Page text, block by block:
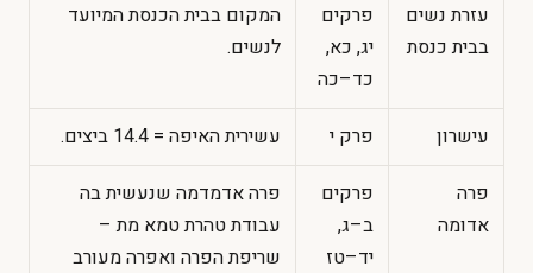
עזרת נשים
בבית כנסת
פרקים
יג, כא,
כד–כה
המקום בבית הכנסת המיועד
לנשים.
עישרון פרק י
עשירית האיפה = 14.4 ביצים.
פרה
אדומה
פרקים
ב–ג,
יד–טז
פרה אדמדמה שנעשית בה
עבודת טהרת טמא מת –
שריפת הפרה ואפרה מעורב